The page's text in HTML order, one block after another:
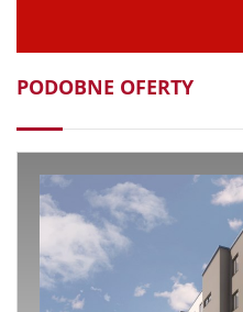
PODOBNE OFERTY